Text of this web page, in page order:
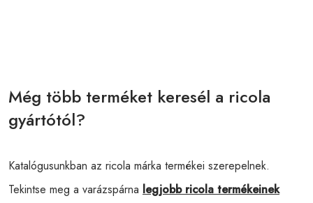
Még több terméket keresél a ricola
gyártótól?
Katalógusunkban az ricola márka termékei szerepelnek.
Tekintse meg a varázspárna legjobb ricola termékeinek